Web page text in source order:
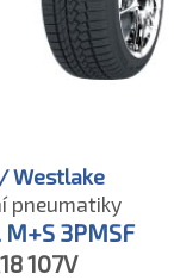
Westlake
pneumatiky
3PMSF
107V